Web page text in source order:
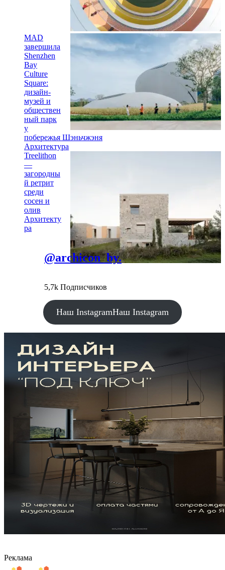
MAD
завершила
Shenzhen
Bay
Culture
Square:
дизайн-
музей и
обществен
ный парк
у
побережья Шэньчжэня
Архитектура
Treelithon
—
загородны
й ретрит
среди
сосен и
олив
Архитекту
ра
@archicon_by.
5,7k Подписчиков
Наш InstagramНаш Instagram
Реклама